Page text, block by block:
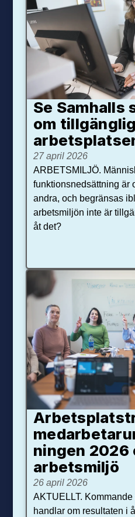
Se Samhalls
om
27 april 2026
ARBETSMILJÖ.
funktionsnedsättning är
andra, och begränsas
arbetsmiljön inte är
åt det?
ningen 2026
arbets­miljö
26 april 2026
AKTUELLT. Kommande
handlar om resultaten i